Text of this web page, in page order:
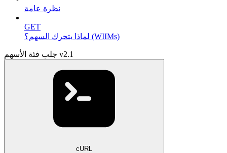
نظرة عامة
GET
لماذا يتحرك السهم؟ (WIIMs)
جلب فئة الأسهم v2.1
cURL